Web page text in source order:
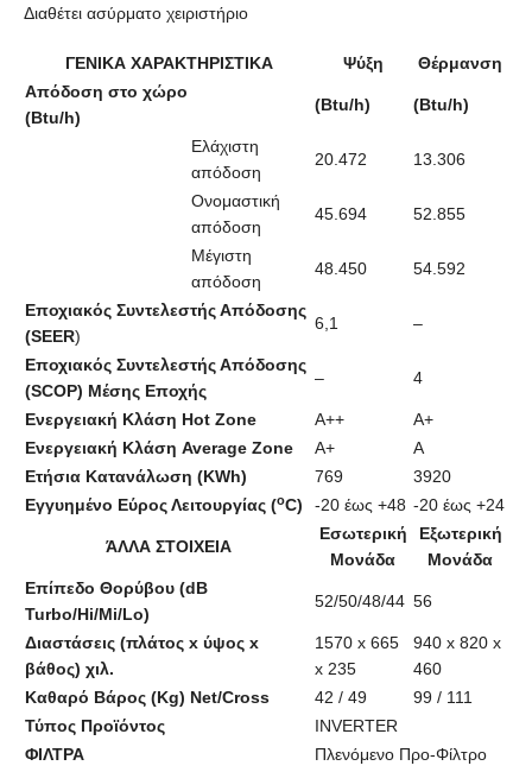
Διαθέτει ασύρματο χειριστήριο
ΓΕΝΙΚΑ ΧΑΡΑΚΤΗΡΙΣΤΙΚΑ Ψύξη
Θέρμανση
Απόδοση στο χώρο
(Btu/h)
(Btu/h) (Btu/h)
Ελάχιστη
απόδοση
20.472 13.306
Ονομαστική
απόδοση
45.694 52.855
Μέγιστη
απόδοση
48.450 54.592
Εποχιακός Συντελεστής Απόδοσης
(SEER)
6,1 –
Εποχιακός Συντελεστής Απόδοσης
(SCOP) Μέσης Εποχής
– 4
Ενεργειακή Κλάση Hot Zone Α++
A+
Ενεργειακή Κλάση Average Zone A+
A
Ετήσια Κατανάλωση (KWh)
769
3920
Εγγυημένο Εύρος Λειτουργίας (oC) -20 έως +48 -20 έως +24
ΆΛΛΑ ΣΤΟΙΧΕΙΑ
Εσωτερική
Μονάδα
Εξωτερική
Μονάδα
Επίπεδο Θορύβου (dB
Turbo/Hi/Mi/Lo)
52/50/48/44 56
Διαστάσεις (πλάτος x ύψος x
βάθος) χιλ.
1570 x 665
x 235
940 x 820 x
460
Καθαρό Βάρος (Kg) Net/Cross
42 / 49
99 / 111
Τύπος Προϊόντος
INVERTER
ΦΙΛΤΡΑ
Πλενόμενο Προ-Φίλτρο